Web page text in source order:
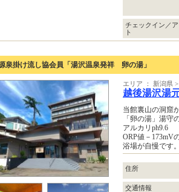
チェックイン／
ト
泉掛け流し協会員「湯沢温泉発祥 卵の湯」
エリア ： 新潟県
越後湯沢
当館裏山の洞窟
「卵の湯」湯守
アルカリph9.6
ORP値－173mV
浴場が自慢です
住所
交通情報